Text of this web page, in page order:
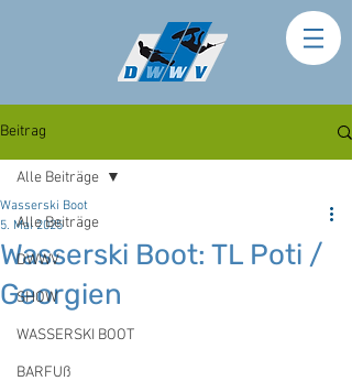
Beitrag
Alle Beiträge
DWWV
SHOW
WASSERSKI BOOT
BARFUß
Alle Beiträge
Wasserski Boot: TL Poti /
Georgien
Wasserski Boot
5. Mai 2025